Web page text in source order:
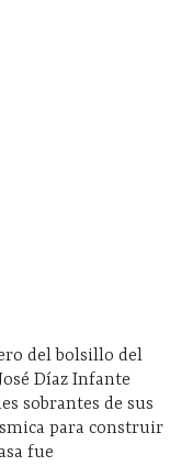
del bolsillo del
Díaz Infante
sobrantes de sus
para construir
fue